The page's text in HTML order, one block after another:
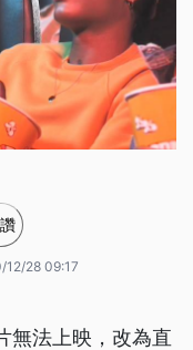
讚
12/28 09:17
無法上映，改為直